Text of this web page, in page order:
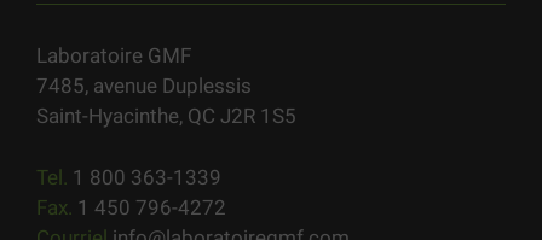
Laboratoire GMF
7485, avenue Duplessis
Saint-Hyacinthe, QC J2R 1S5
Tel. 1 800 363-1339
Fax. 1 450 796-4272